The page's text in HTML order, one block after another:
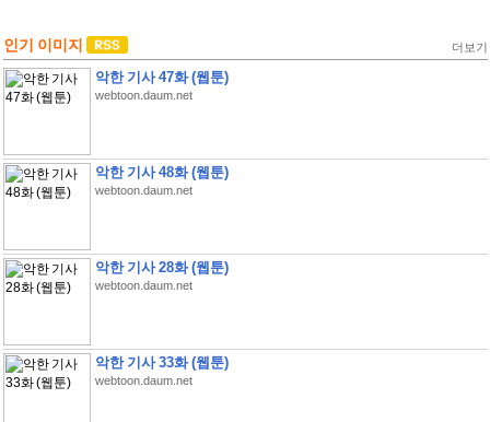
인기 이미지 더보기
악한 기사 47화 (웹툰)
webtoon.daum.net
악한 기사 48화 (웹툰)
webtoon.daum.net
악한 기사 28화 (웹툰)
webtoon.daum.net
악한 기사 33화 (웹툰)
webtoon.daum.net